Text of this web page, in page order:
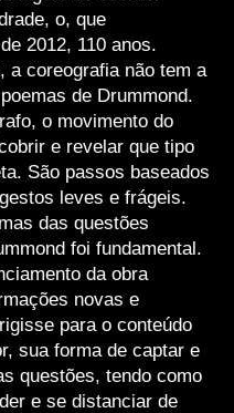
o, que
2012, 110 anos.
a coreografia não tem a
de Drummond.
o movimento do
e revelar que tipo
São passos baseados
leves e frágeis.
das questões
foi fundamental.
da obra
novas e
para o conteúdo
sua forma de captar e
questões, tendo como
e se distanciar de